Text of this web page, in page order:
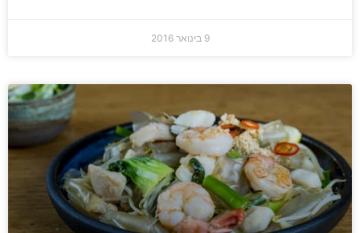
9 בינואר 2016